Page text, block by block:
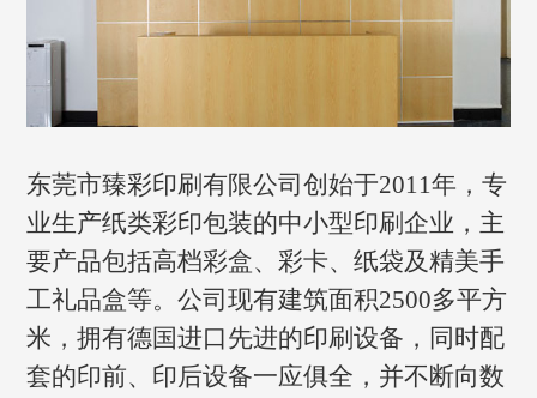
东莞市臻彩印刷有限公司创始于2011年，专
业生产纸类彩印包装的中小型印刷企业，主
要产品包括高档彩盒、彩卡、纸袋及精美手
工礼品盒等。公司现有建筑面积2500多平方
米，拥有德国进口先进的印刷设备，同时配
套的印前、印后设备一应俱全，并不断向数